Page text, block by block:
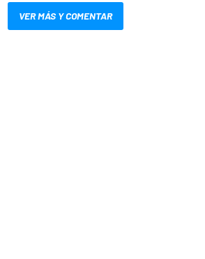
VER MÁS Y COMENTAR